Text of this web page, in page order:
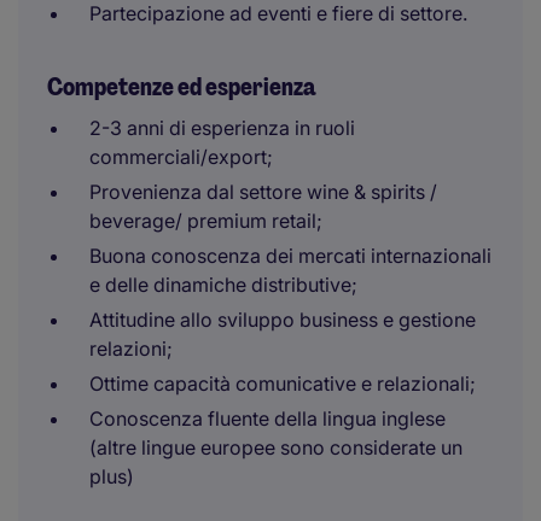
Partecipazione ad eventi e fiere di settore.
Competenze ed esperienza
2-3 anni di esperienza in ruoli
commerciali/export;
Provenienza dal settore wine & spirits /
beverage/ premium retail;
Buona conoscenza dei mercati internazionali
e delle dinamiche distributive;
Attitudine allo sviluppo business e gestione
relazioni;
Ottime capacità comunicative e relazionali;
Conoscenza fluente della lingua inglese
(altre lingue europee sono considerate un
plus)